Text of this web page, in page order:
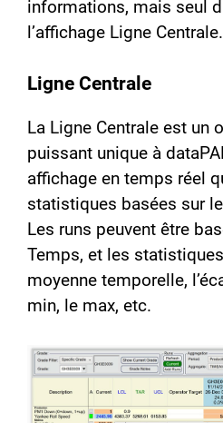
informations, mais seul
l’affichage Ligne Centrale.
Ligne Centrale
La Ligne Centrale est un
puissant unique à
affichage en temps réel
statistiques basées sur
Les runs peuvent être
Temps, et les
moyenne temporelle,
min, le max, etc.